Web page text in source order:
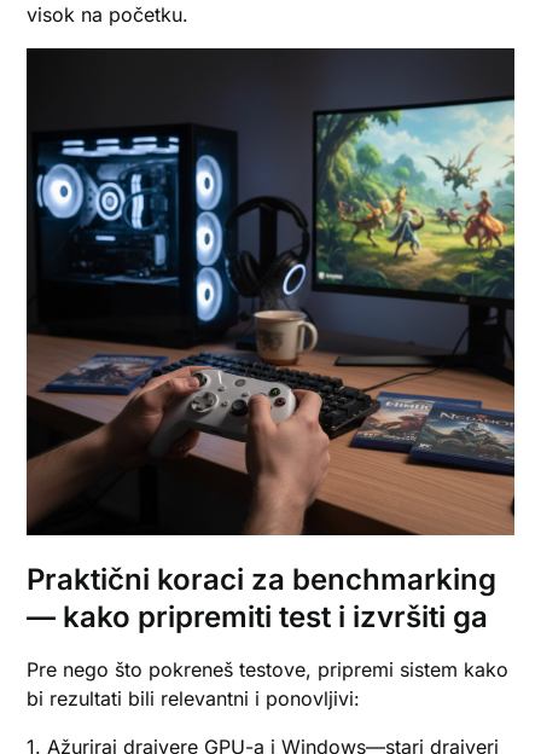
visok na početku.
Praktični koraci za benchmarking
— kako pripremiti test i izvršiti ga
Pre nego što pokreneš testove, pripremi sistem kako
bi rezultati bili relevantni i ponovljivi:
1. Ažuriraj drajvere GPU-a i Windows—stari drajveri